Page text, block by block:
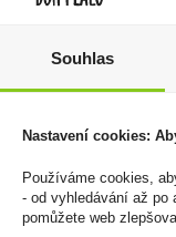
Souhlas
Nastavení cookies:
Používáme cookies,
- od vyhledávání až
pomůžete web